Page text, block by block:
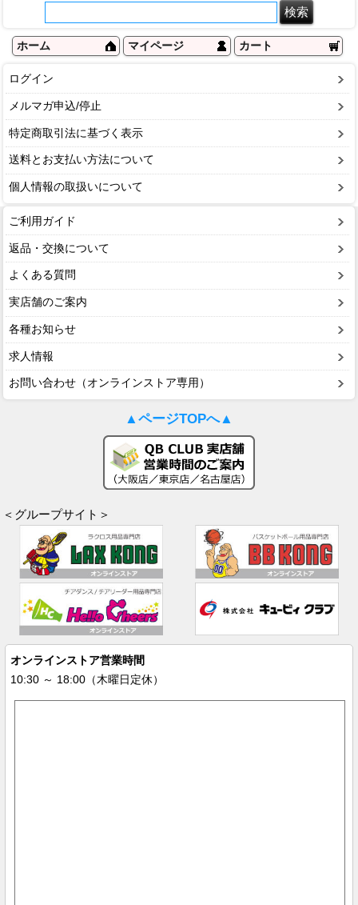
ホーム マイページ カート
ログイン
メルマガ申込/停止
特定商取引法に基づく表示
送料とお支払い方法について
個人情報の取扱いについて
ご利用ガイド
返品・交換について
よくある質問
実店舗のご案内
各種お知らせ
求人情報
お問い合わせ（オンラインストア専用）
▲ページTOPへ▲
＜グループサイト＞
オンラインストア営業時間
10:30 ～ 18:00（木曜日定休）